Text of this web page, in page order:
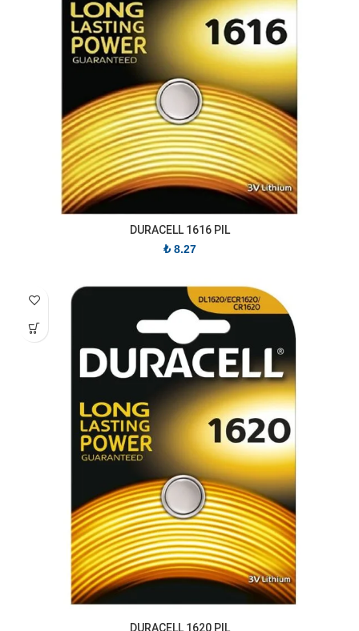
DURACELL 1616 PIL
₺8.27
DURACELL 1620 PIL